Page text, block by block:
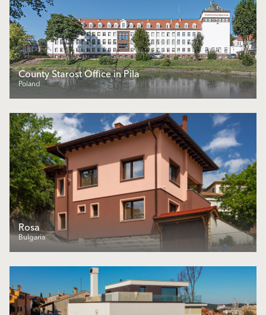
County Starost Office in Pila
Poland
Rosa
Bulgaria